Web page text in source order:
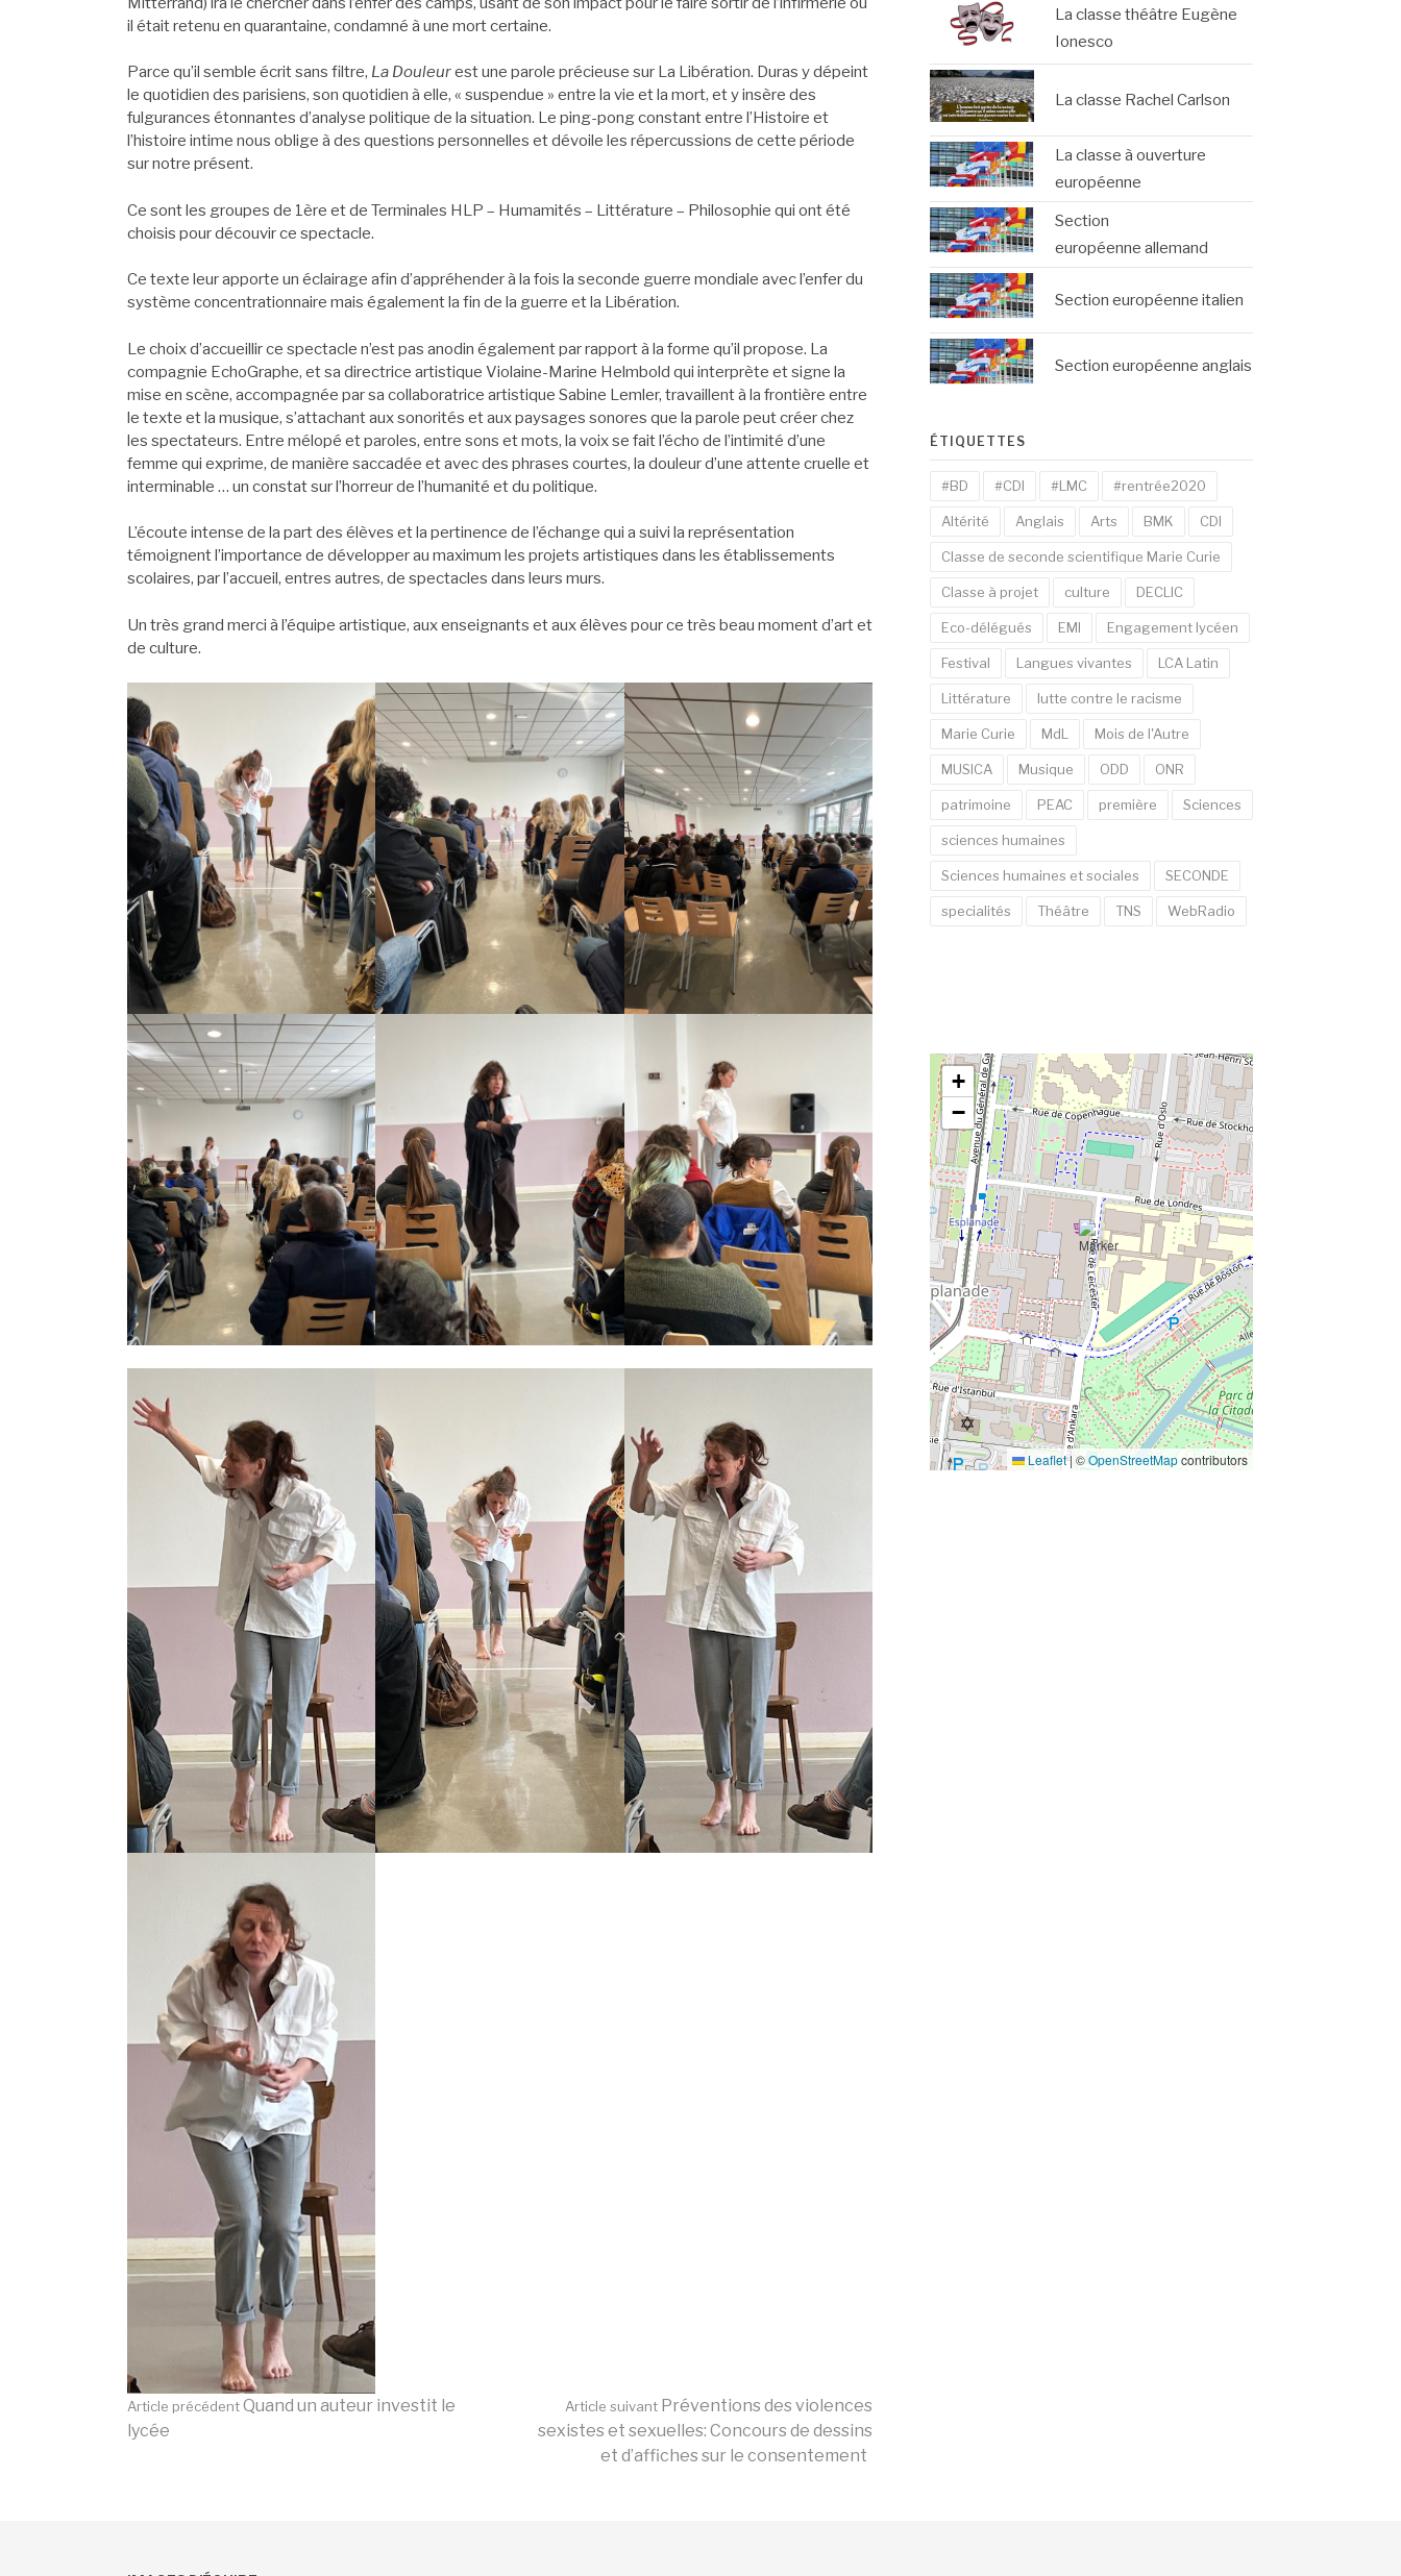
il était retenu en quarantaine, condamné à une mort certaine.
Parce qu’il semble écrit sans filtre, La Douleurest une parole précieuse sur La Libération. Duras y dépeint
le quotidien des parisiens, son quotidien à elle, « suspendue » entre la vie et la mort, et y insère des
fulgurances étonnantes d’analyse politique de la situation. Le ping-pong constant entre l’Histoire et
l’histoire intime nous oblige à des questions personnelles et dévoile les répercussions de cette période
sur notre présent.
Ce sont les groupes de 1ère et de Terminales HLP – Humamités – Littérature – Philosophie qui ont été
choisis pour découvir ce spectacle.
Ce texte leur apporte un éclairage afin d’appréhender à la fois la seconde guerre mondiale avec l’enfer du
système concentrationnaire mais également la fin de la guerre et la Libération.
Le choix d’accueillir ce spectacle n’est pas anodin également par rapport à la forme qu’il propose. La
compagnie EchoGraphe, et sa directrice artistique Violaine-Marine Helmbold qui interprète et signe la
mise en scène, accompagnée par sa collaboratrice artistique Sabine Lemler, travaillent à la frontière entre
le texte et la musique, s’attachant aux sonorités et aux paysages sonores que la parole peut créer chez
les spectateurs. Entre mélopé et paroles, entre sons et mots, la voix se fait l’écho de l’intimité d’une
femme qui exprime, de manière saccadée et avec des phrases courtes, la douleur d’une attente cruelle et
interminable … un constat sur l’horreur de l’humanité et du politique.
L’écoute intense de la part des élèves et la pertinence de l’échange qui a suivi la représentation
témoignent l’importance de développer au maximum les projets artistiques dans les établissements
scolaires, par l’accueil, entres autres, de spectacles dans leurs murs.
Un très grand merci à l’équipe artistique, aux enseignants et aux élèves pour ce très beau moment d’art et
de culture.
Lire
suite
Article précédentQuand un auteur investit le
lycée
Article suivant Préventions des violences
sexistes et sexuelles: Concours de dessins
et d’affiches sur le consentement
La classe théâtre Eugène
Ionesco
La classe Rachel Carlson
La classe à ouverture
européenne
Section
européenne allemand
Section européenne italien
Section européenne anglais
ÉTIQUETTES
#BD #CDI #LMC #rentrée2020
Altérité Anglais Arts BMK CDI
Classe de seconde scientifique Marie Curie
Classe à projet culture DECLIC
Eco-délégués EMI Engagement lycéen
Festival Langues vivantes LCA Latin
Littérature lutte contre le racisme
Marie Curie MdL Mois de l'Autre
MUSICA Musique ODD ONR
patrimoine PEAC première Sciences
sciences humaines
Sciences humaines et sociales SECONDE
specialités Théâtre TNS WebRadio
+
−
Leaflet| ©OpenStreetMapcontributors